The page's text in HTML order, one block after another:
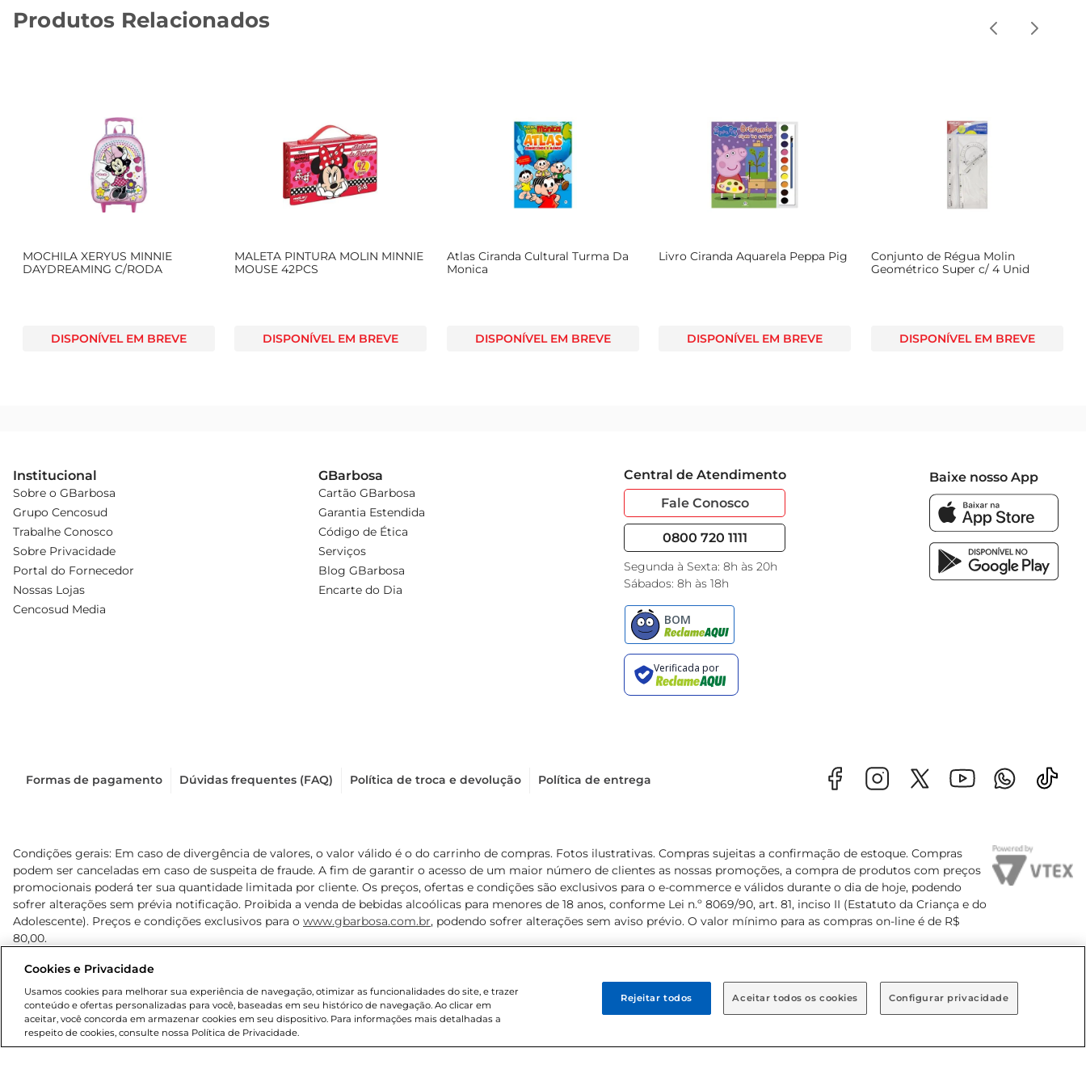
Produtos Relacionados
MOCHILA XERYUS MINNIE
DAYDREAMING C/RODA
DISPONÍVEL EM BREVE
MALETA PINTURA MOLIN MINNIE
MOUSE 42PCS
DISPONÍVEL EM BREVE
Atlas Ciranda Cultural Turma Da
Monica
DISPONÍVEL EM BREVE
Livro Ciranda Aquarela Peppa Pig
DISPONÍVEL EM BREVE
Conjunto de Régua Molin
Geométrico Super c/ 4 Unid
DISPONÍVEL EM BREVE
Institucional
Sobre o GBarbosa
Grupo Cencosud
Trabalhe Conosco
Sobre Privacidade
Portal do Fornecedor
Nossas Lojas
Cencosud Media
GBarbosa
Cartão GBarbosa
Garantia Estendida
Código de Ética
Serviços
Blog GBarbosa
Encarte do Dia
Central de Atendimento
Fale Conosco
0800 720 1111
Segunda à Sexta: 8h às 20h
Sábados: 8h às 18h
Baixe nosso App
Formas de pagamento Dúvidas frequentes (FAQ) Política de troca e devolução Política de entrega
Condições gerais: Em caso de divergência de valores, o valor válido é o do carrinho de compras. Fotos ilustrativas. Compras sujeitas a confirmação de estoque. Compras
podem ser canceladas em caso de suspeita de fraude. A fim de garantir o acesso de um maior número de clientes as nossas promoções, a compra de produtos com preços
promocionais poderá ter sua quantidade limitada por cliente. Os preços, ofertas e condições são exclusivos para o e-commerce e válidos durante o dia de hoje, podendo
sofrer alterações sem prévia notificação. Proibida a venda de bebidas alcoólicas para menores de 18 anos, conforme Lei n.º 8069/90, art. 81, inciso II (Estatuto da Criança e do
Adolescente). Preços e condições exclusivos para o www.gbarbosa.com.br, podendo sofrer alterações sem aviso prévio. O valor mínimo para as compras on-line é de R$
80,00.
Cookies e Privacidade
Usamos cookies para melhorar sua experiência de navegação, otimizar as funcionalidades do site, e trazer
conteúdo e ofertas personalizadas para você, baseadas em seu histórico de navegação. Ao clicar em
aceitar, você concorda em armazenar cookies em seu dispositivo. Para informações mais detalhadas a
respeito de cookies, consulte nossa Política de Privacidade.
Configurar privacidade
Rejeitar todos Aceitar todos os cookies